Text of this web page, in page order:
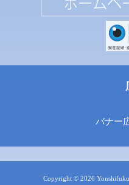
バナー
Copyright © 2026